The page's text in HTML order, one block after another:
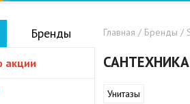
Бренды
акции
Главная / Бренды /
САНТЕХНИКА
Унитазы